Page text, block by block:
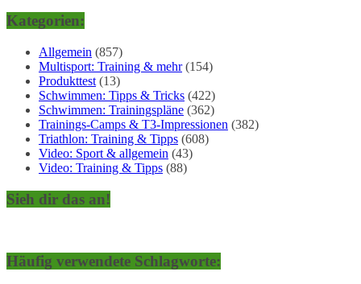
Kategorien:
Allgemein (857)
Multisport: Training & mehr(154)
Produkttest (13)
Schwimmen: Tipps & Tricks (422)
Schwimmen: Trainingspläne (362)
Trainings-Camps & T3-Impressionen (382)
Triathlon: Training & Tipps (608)
Video: Sport & allgemein (43)
Video: Training & Tipps (88)
Sieh dir das an!
Häufig verwendete Schlagworte: